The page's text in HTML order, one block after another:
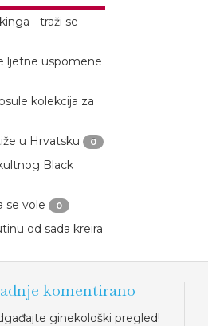
- traži se
ljetne uspomene
kolekcija za
u Hrvatsku 0
Black
se vole 0
od sada kreira
komentirano
ginekološki pregled!